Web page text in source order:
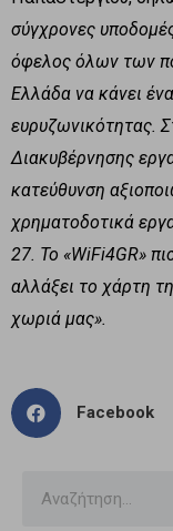
σύγχρονες
όφελος όλων των
Ελλάδα να κάνει
ευρυζωνικότητας.
Διακυβέρνησης
κατεύθυνση
χρηματοδοτικά
27. Το «WiFi4GR»
αλλάξει το χάρτη
χωριά μας».
Facebook